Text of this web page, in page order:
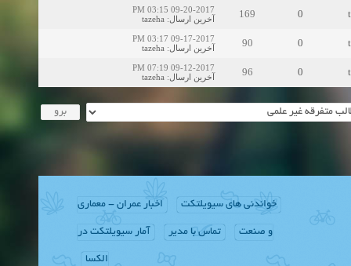
0
169
09-20-2017 03:15 PM
آخرین ارسال:
tazeha
0
90
09-17-2017 03:17 PM
آخرین ارسال:
tazeha
0
96
09-12-2017 07:19 PM
آخرین ارسال:
tazeha
خواندنی های سیویلتکت اخبار عمران - معماری
و صنعت تماس با مدیر آمار سیویلتکت در
الکسا